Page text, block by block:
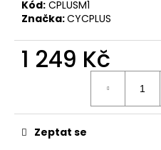
Kód: CPLUSM1
Značka:CYCPLUS
1 249 Kč
Zeptat se
D
r
u